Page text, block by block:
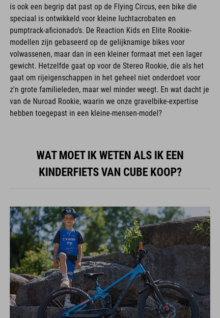
is ook een begrip dat past op de Flying Circus, een bike die
speciaal is ontwikkeld voor kleine luchtacrobaten en
pumptrack-aficionado's. De Reaction Kids en Elite Rookie-
modellen zijn gebaseerd op de gelijknamige bikes voor
volwassenen, maar dan in een kleiner formaat met een lager
gewicht. Hetzelfde gaat op voor de Stereo Rookie, die als het
gaat om rijeigenschappen in het geheel niet onderdoet voor
z'n grote familieleden, maar wel minder weegt. En wat dacht je
van de Nuroad Rookie, waarin we onze gravelbike-expertise
hebben toegepast in een kleine-mensen-model?
WAT MOET IK WETEN ALS IK EEN
KINDERFIETS VAN CUBE KOOP?